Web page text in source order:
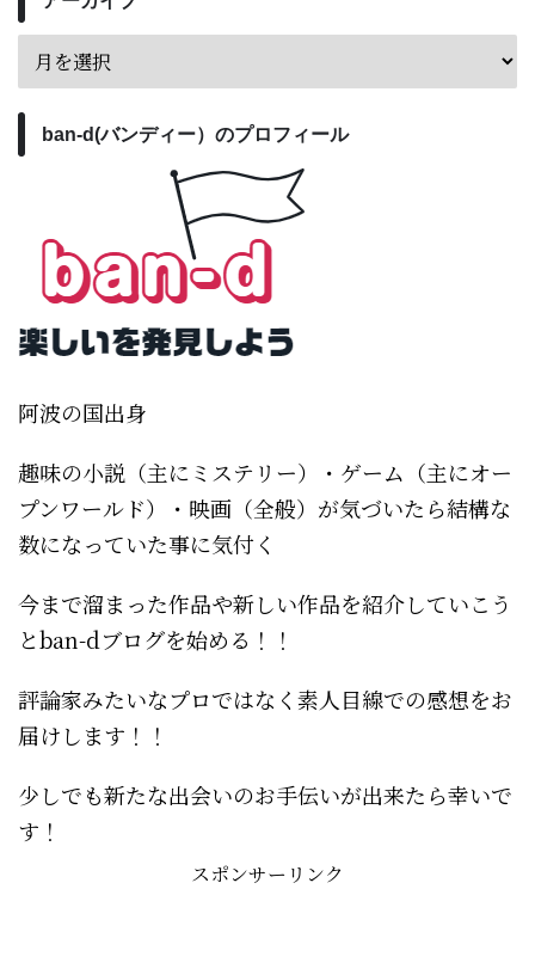
ban-d(バンディー）のプロフィール
阿波の国出身
趣味の小説（主にミステリー）・ゲーム（主にオー
プンワールド）・映画（全般）が気づいたら結構な
数になっていた事に気付く
今まで溜まった作品や新しい作品を紹介していこう
とban-dブログを始める！！
評論家みたいなプロではなく素人目線での感想をお
届けします！！
少しでも新たな出会いのお手伝いが出来たら幸いで
す！
スポンサーリンク